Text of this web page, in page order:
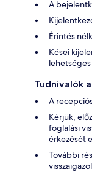
A
Érintés
Kései
lehetséges
Tudnivalók
A
Kérjük,
foglalási
érkezését
További